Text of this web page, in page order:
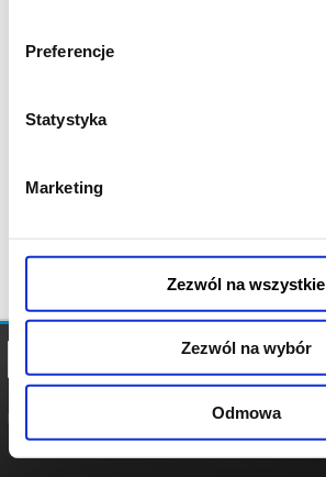
Preferencje
Statystyka
Marketing
Zezwól na wszystkie
Zezwól na wybór
Odmowa
POLITYKA